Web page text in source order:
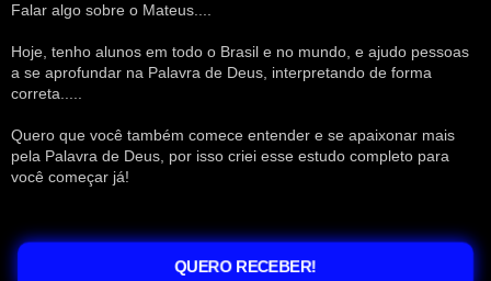
Falar algo sobre o Mateus....
Hoje, tenho alunos em todo o Brasil e no mundo, e ajudo pessoas
a se aprofundar na Palavra de Deus, interpretando de forma
correta.....
Quero que você também comece entender e se apaixonar mais
pela Palavra de Deus, por isso criei esse estudo completo para
você começar já!
QUERO RECEBER!